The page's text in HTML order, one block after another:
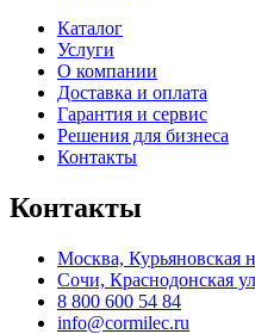
Каталог
Услуги
О компании
Доставка и оплата
Гарантия и сервис
Решения для бизнеса
Контакты
Контакты
Москва, Курьяновская
Сочи, Краснодонская
8 800 600 54 84
info@cormilec.ru